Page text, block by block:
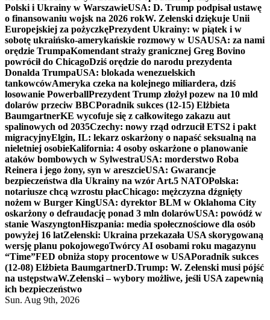
Polski i Ukrainy w WarszawieUSA: D. Trump podpisał ustawę
o finansowaniu wojsk na 2026 rokW. Zełenski dziękuje Unii
Europejskiej za pożyczkęPrezydent Ukrainy: w piątek i w
sobotę ukraińsko-amerykańskie rozmowy w USAUSA: za nami
orędzie TrumpaKomendant straży granicznej Greg Bovino
powrócił do ChicagoDziś orędzie do narodu prezydenta
Donalda TrumpaUSA: blokada wenezuelskich
tankowcówAmeryka czeka na kolejnego miliardera, dziś
losowanie PowerballPrezydent Trump złożył pozew na 10 mld
dolarów przeciw BBCPoradnik sukces (12-15) Elżbieta
BaumgartnerKE wycofuje się z całkowitego zakazu aut
spalinowych od 2035Czechy: nowy rząd odrzucił ETS2 i pakt
migracyjnyElgin, IL: lekarz oskarżony o napaść seksualną na
nieletniej osobieKalifornia: 4 osoby oskarżone o planowanie
ataków bombowych w SylwestraUSA: morderstwo Roba
Reinera i jego żony, syn w areszcieUSA: Gwarancje
bezpieczeństwa dla Ukrainy na wzór Art.5 NATOPolska:
notariusze chcą wzrostu płacChicago: mężczyzna dźgnięty
nożem w Burger KingUSA: dyrektor BLM w Oklahoma City
oskarżony o defraudację ponad 3 mln dolarówUSA: powódź w
stanie WaszyngtonHiszpania: media społecznościowe dla osób
powyżej 16 latZełenski: Ukraina przekazała USA skorygowaną
wersję planu pokojowegoTwórcy AI osobami roku magazynu
“Time”FED obniża stopy procentowe w USAPoradnik sukces
(12-08) Elżbieta BaumgartnerD.Trump: W. Zełenski musi pójść
na ustępstwaW.Zełenski – wybory możliwe, jeśli USA zapewnią
ich bezpieczeństwo
Sun. Aug 9th, 2026